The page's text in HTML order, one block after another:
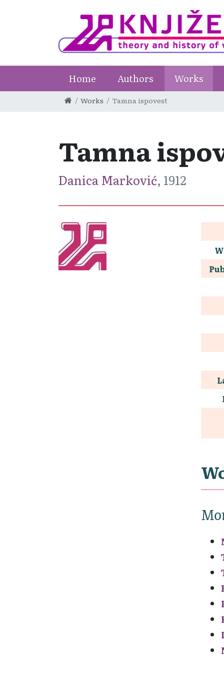
Home Authors Works
Works Tamna ispovest
Tamna
Danica Marković, 1912